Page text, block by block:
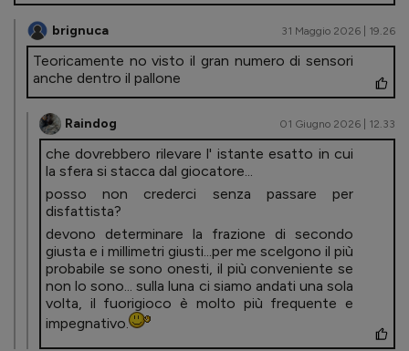
brignuca 31 Maggio 2026 | 19.26
Teoricamente no visto il gran numero di sensori
anche dentro il pallone
Raindog 01 Giugno 2026 | 12.33
che dovrebbero rilevare l' istante esatto in cui
la sfera si stacca dal giocatore...
posso non crederci senza passare per
disfattista?
devono determinare la frazione di secondo
giusta e i millimetri giusti...per me scelgono il più
probabile se sono onesti, il più conveniente se
non lo sono... sulla luna ci siamo andati una sola
volta, il fuorigioco è molto più frequente e
impegnativo.